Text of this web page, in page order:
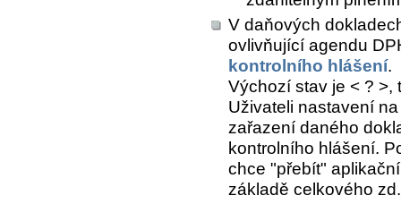
V daňových
ovlivňující agendu
kontrolního hlášení.
Výchozí stav je < ? >,
Uživateli nastavení
zařazení daného
kontrolního hlášení.
chce "přebít"
základě celkového